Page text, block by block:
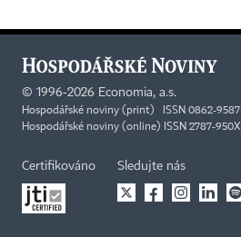
© 1996-2026 Economia, a.s.
Hospodářské noviny (print) ISSN 0862-9587
Hospodářské noviny (online) ISSN 2787-950X
Certifikováno Sledujte nás